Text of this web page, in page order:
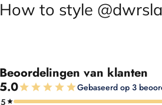
How to style